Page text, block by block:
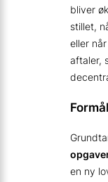
bliver
stillet,
eller
aftaler,
en ny